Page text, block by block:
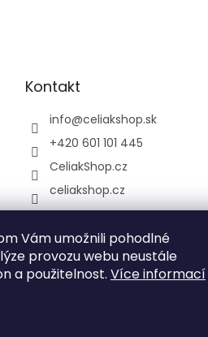
Vám umožnili pohodlné
provozu webu neustále
a použitelnost. Více informací
Kontakt
info@celiakshop.sk
+420 601 101 445
CeliakShop.cz
celiakshop.cz